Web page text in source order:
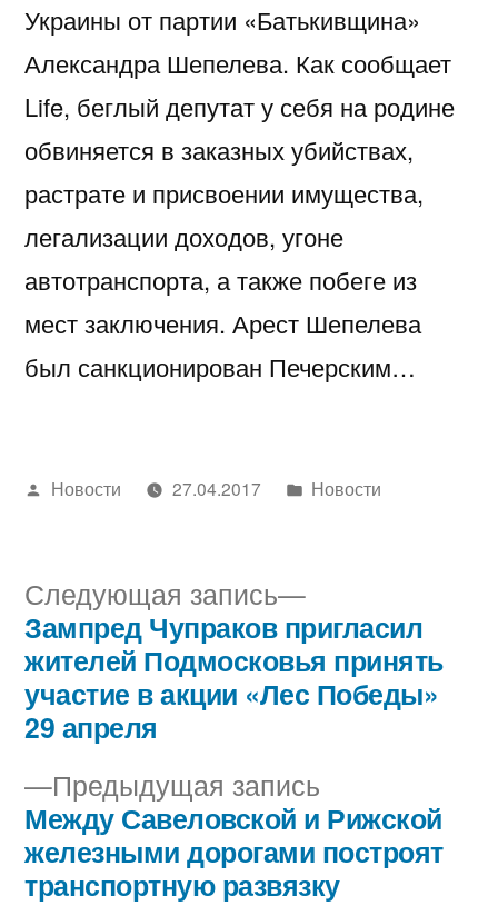
Украины от партии «Батькивщина»
Александра Шепелева. Как сообщает
Life, беглый депутат у себя на родине
обвиняется в заказных убийствах,
растрате и присвоении имущества,
легализации доходов, угоне
автотранспорта, а также побеге из
мест заключения. Арест Шепелева
был санкционирован Печерским…
Написано
Новости 27.04.2017
Написано
Новости
Навигация
по
записям
Предыдущая запись
запись:
Между Савеловской и Рижской
железными дорогами построят
транспортную развязку
Следующая запись
Следующая
запись:
Зампред Чупраков пригласил
жителей Подмосковья принять
участие в акции «Лес Победы»
29 апреля